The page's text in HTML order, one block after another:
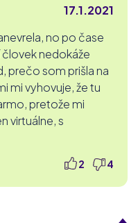
17.1.2021
no po čase
nedokáže
prečo som prišla na
mi vyhovuje, že tu
pretože mi
virtuálne, s
2 4